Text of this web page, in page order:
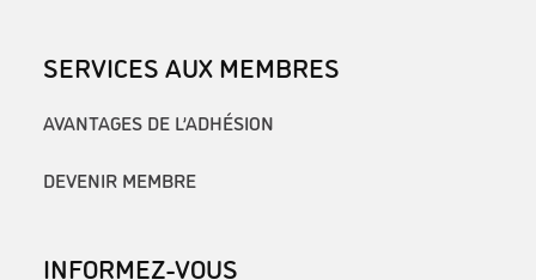
SERVICES AUX MEMBRES
AVANTAGES DE L’ADHÉSION
DEVENIR MEMBRE
INFORMEZ-VOUS